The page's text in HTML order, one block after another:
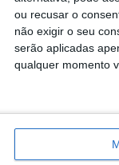
ou recusar o
não exigir o seu
serão aplicadas
qualquer momento